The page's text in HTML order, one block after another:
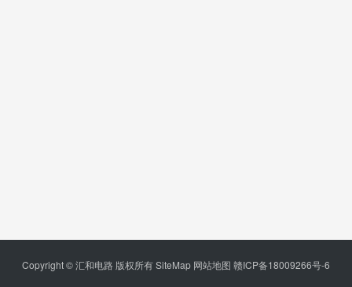
Copyright © 汇和电路 版权所有SiteMap 网站地图 赣ICP备18009266号-6